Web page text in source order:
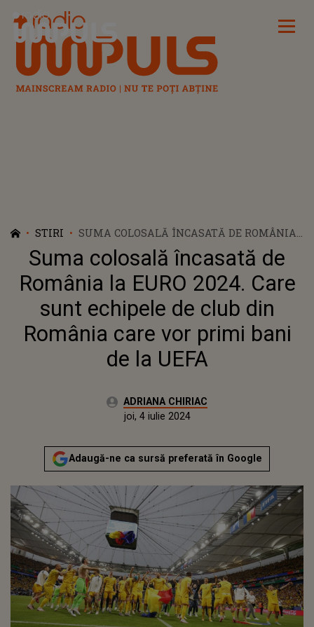
Radio Impuls
STIRI
SUMA COLOSALĂ ÎNCASATĂ DE ROMÂNIA
LA EURO 2024. CARE SUNT ECHIPELE DE
CLUB DIN ROMÂNIA CARE VOR PRIMI BANI
DE LA UEFA
Suma colosală încasată de
România la EURO 2024. Care
sunt echipele de club din
România care vor primi bani
de la UEFA
Autor:ADRIANA CHIRIAC
Actualizat:
joi, 4 iulie 2024
Adaugă-ne ca sursă preferată în Google